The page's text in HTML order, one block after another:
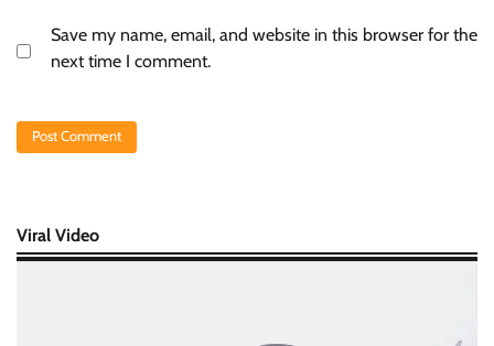
Save my name, email, and website in this browser for the
next time I comment.
Viral Video